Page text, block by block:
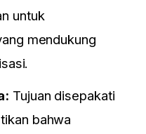
untuk
mendukung
Tujuan disepakati
bahwa